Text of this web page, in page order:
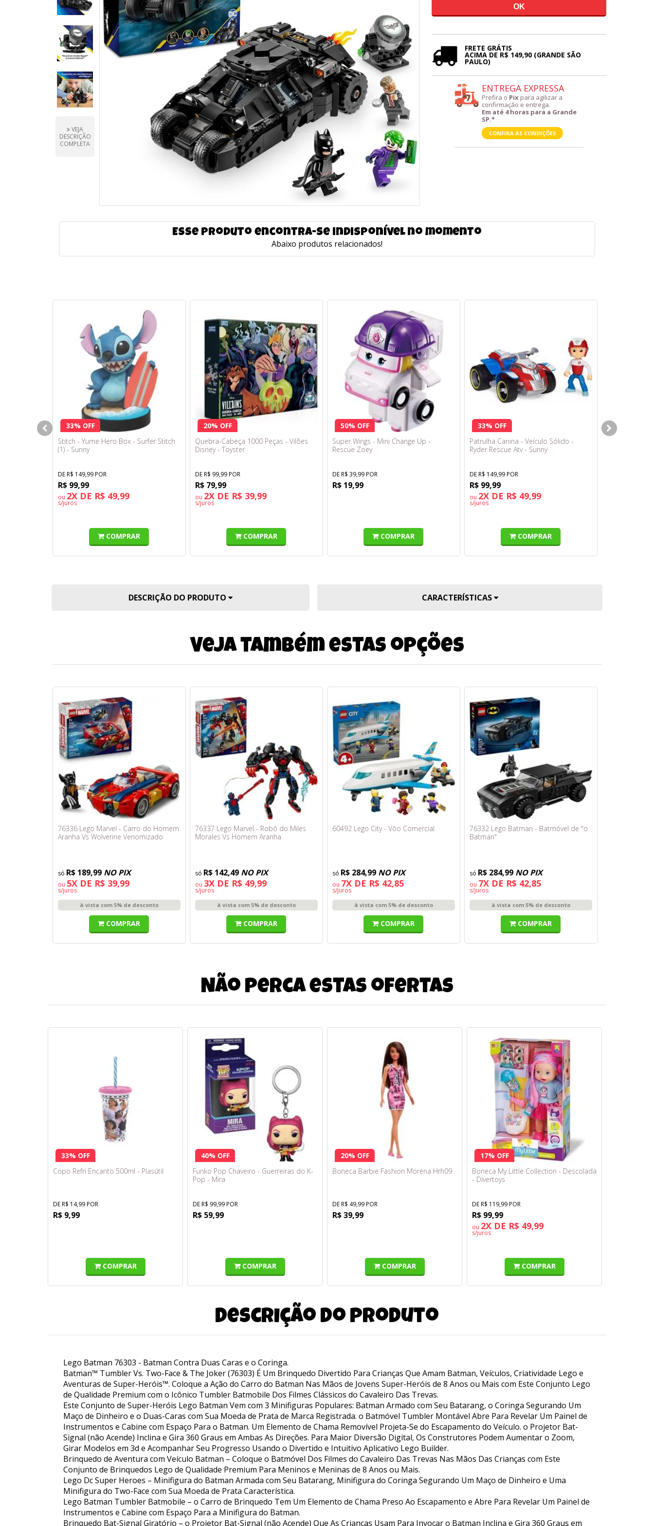
VEJA
DESCRIÇÃO
COMPLETA
FRETE GRÁTIS
ACIMA DE R$ 149,90 (GRANDE SÃO
PAULO)
ENTREGA EXPRESSA
Prefira o Pix para agilizar a
confirmação e entrega.
Em até 4 horas para a Grande
SP.*
CONFIRA AS CONDIÇÕES
Esse produto encontra-se indisponível no momento
Abaixo produtos relacionados!
33% OFF
Stitch - Yume Hero Box - Surfer Stitch
(1) - Sunny
DE R$ 149,99 POR
R$ 99,99
ou 2X DE R$ 49,99
s/juros
COMPRAR
20% OFF
Quebra-Cabeça 1000 Peças - Vilões
Disney - Toyster
DE R$ 99,99 POR
R$ 79,99
ou 2X DE R$ 39,99
s/juros
COMPRAR
50% OFF
Super Wings - Mini Change Up -
Rescue Zoey
DE R$ 39,99 POR
R$ 19,99
COMPRAR
33% OFF
Patrulha Canina - Veículo Sólido -
Ryder Rescue Atv - Sunny
DE R$ 149,99 POR
R$ 99,99
ou 2X DE R$ 49,99
s/juros
COMPRAR
41% OFF
DESCRIÇÃO DO PRODUTO CARACTERÍSTICAS
Veja também estas opções
76336 Lego Marvel - Carro do Homem
Aranha Vs Wolverine Venomizado
R$ 189,99 NO PIX
ou 5X DE R$ 39,99
s/juros
à vista com 5% de desconto
COMPRAR
76337 Lego Marvel - Robô do Miles
Morales Vs Homem Aranha
R$ 142,49 NO PIX
ou 3X DE R$ 49,99
s/juros
à vista com 5% de desconto
COMPRAR
60492 Lego City - Vôo Comercial
R$ 284,99 NO PIX
ou 7X DE R$ 42,85
s/juros
à vista com 5% de desconto
COMPRAR
76332 Lego Batman - Batmóvel de "o
Batman"
R$ 284,99 NO PIX
ou 7X DE R$ 42,85
s/juros
à vista com 5% de desconto
COMPRAR
Não perca estas ofertas
33% OFF
Copo Refri Encanto 500ml - Plasútil
DE R$ 14,99 POR
R$ 9,99
COMPRAR
40% OFF
Funko Pop Chaveiro - Guerreiras do K-
Pop - Mira
DE R$ 99,99 POR
R$ 59,99
COMPRAR
20% OFF
Boneca Barbie Fashion Morena Hrh09
DE R$ 49,99 POR
R$ 39,99
COMPRAR
17% OFF
Boneca My Little Collection - Descolada
- Divertoys
DE R$ 119,99 POR
R$ 99,99
ou 2X DE R$ 49,99
s/juros
COMPRAR
Descrição do produto
Lego Batman 76303 - Batman Contra Duas Caras e o Coringa.
Batman™ Tumbler Vs. Two-Face & The Joker (76303) É Um Brinquedo Divertido Para Crianças Que Amam Batman, Veículos, Criatividade Lego e
Aventuras de Super-Heróis™. Coloque a Ação do Carro do Batman Nas Mãos de Jovens Super-Heróis de 8 Anos ou Mais com Este Conjunto Lego
de Qualidade Premium com o Icônico Tumbler Batmobile Dos Filmes Clássicos do Cavaleiro Das Trevas.
Este Conjunto de Super-Heróis Lego Batman Vem com 3 Minifiguras Populares: Batman Armado com Seu Batarang, o Coringa Segurando Um
Maço de Dinheiro e o Duas-Caras com Sua Moeda de Prata de Marca Registrada. o Batmóvel Tumbler Montável Abre Para Revelar Um Painel de
Instrumentos e Cabine com Espaço Para o Batman. Um Elemento de Chama Removível Projeta-Se do Escapamento do Veículo. o Projetor Bat-
Signal (não Acende) Inclina e Gira 360 Graus em Ambas As Direções. Para Maior Diversão Digital, Os Construtores Podem Aumentar o Zoom,
Girar Modelos em 3d e Acompanhar Seu Progresso Usando o Divertido e Intuitivo Aplicativo Lego Builder.
Brinquedo de Aventura com Veículo Batman – Coloque o Batmóvel Dos Filmes do Cavaleiro Das Trevas Nas Mãos Das Crianças com Este
Conjunto de Brinquedos Lego de Qualidade Premium Para Meninos e Meninas de 8 Anos ou Mais.
Lego Dc Super Heroes – Minifigura do Batman Armada com Seu Batarang, Minifigura do Coringa Segurando Um Maço de Dinheiro e Uma
Minifigura do Two-Face com Sua Moeda de Prata Característica.
Lego Batman Tumbler Batmobile – o Carro de Brinquedo Tem Um Elemento de Chama Preso Ao Escapamento e Abre Para Revelar Um Painel de
Instrumentos e Cabine com Espaço Para a Minifigura do Batman.
Brinquedo Bat-Signal Giratório – o Projetor Bat-Signal (não Acende) Que As Crianças Usam Para Invocar o Batman Inclina e Gira 360 Graus em